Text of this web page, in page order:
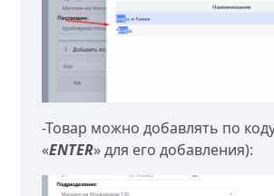
-Товар можно добавлять по
«ENTER» для его добавления):